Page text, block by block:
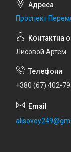
Проспект
Лисовой Артем
+380 (67) 402-